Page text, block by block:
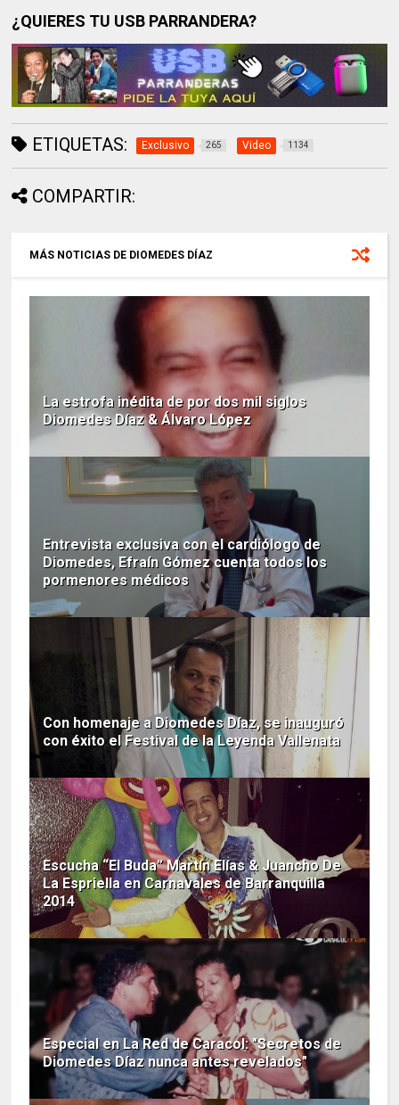
¿QUIERES TU USB PARRANDERA?
ETIQUETAS: Exclusivo 265 Video 1134
COMPARTIR:
MÁS NOTICIAS DE DIOMEDES DÍAZ
La estrofa inédita de por dos mil siglos
Diomedes Díaz & Álvaro López
Entrevista exclusiva con el cardiólogo de
Diomedes, Efraín Gómez cuenta todos los
pormenores médicos
Con homenaje a Diomedes Díaz, se inauguró
con éxito el Festival de la Leyenda Vallenata
Escucha “El Buda” Martín Elías & Juancho De
La Espriella en Carnavales de Barranquilla
2014
Especial en La Red de Caracol: "Secretos de
Diomedes Díaz nunca antes revelados"